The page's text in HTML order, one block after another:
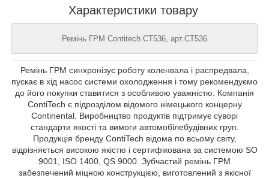
Характеристики товару
Ремінь ГРМ Contitech CT536, арт.CT536
Ремінь ГРМ синхронізує роботу коленвала і распредвала,
пускає в хід насос системи охолодження і тому рекомендуємо
до його покупки ставитися з особливою уважністю. Компанія
ContiTech є підрозділом відомого німецького концерну
Continental. Виробництво продуктів підтримує суворі
стандарти якості та вимоги автомобілебудівних груп.
Продукція бренду ContiTech відома по всьому світу,
відрізняється високою якістю і сертифікована за системою SO
9001, ISO 1400, QS 9000. Зубчастий ремінь ГРМ
забезпечений міцною конструкцією, виготовлений з якісної